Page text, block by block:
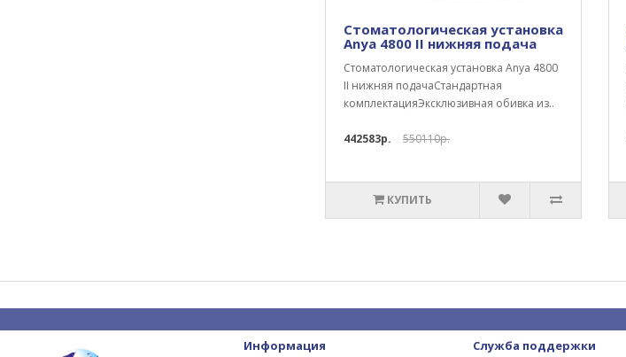
Стоматологическая установка
Anya 4800 II нижняя подача
Стоматологическая установка Anya 4800
II нижняя подачаСтандартная
комплектацияЭксклюзивная обивка из..
442583р. 550110р.
КУПИТЬ
Информация Служба поддержки